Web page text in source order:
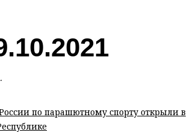
по парашютному спорту открыли в